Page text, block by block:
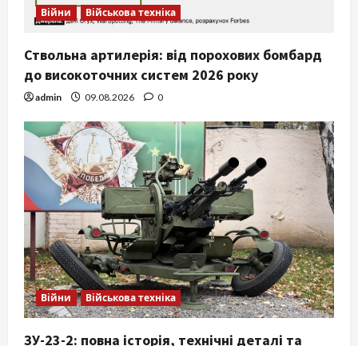
Війни Військова техніка
Ствольна артилерія: від порохових бомбард
до високоточних систем 2026 року
admin 09.08.2026 0
Війни Військова техніка
ЗУ-23-2: повна історія, технічні деталі та